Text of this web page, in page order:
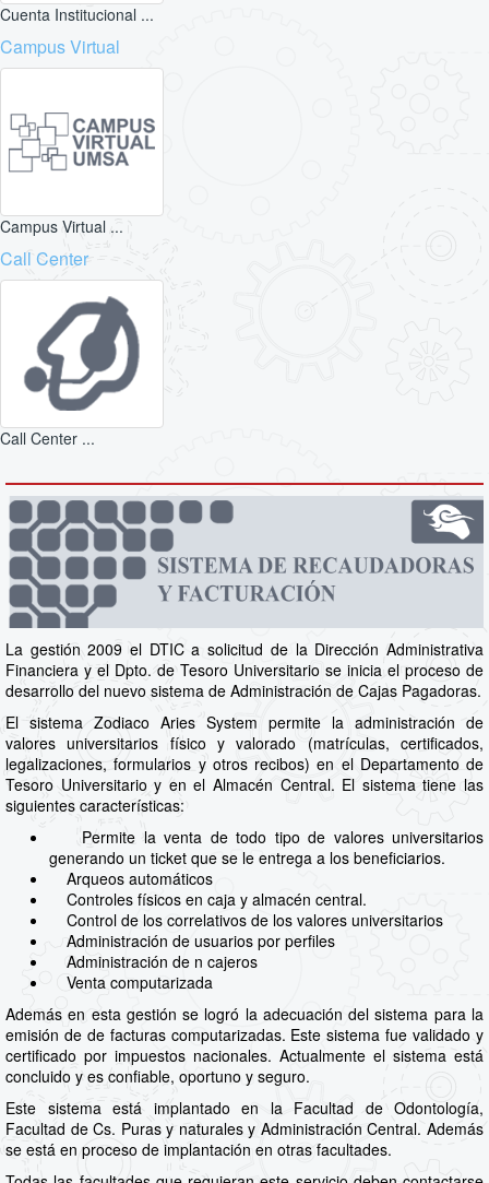
Cuenta Institucional ...
Campus Virtual
Campus Virtual ...
Call Center
Call Center ...
La gestión 2009 el DTIC a solicitud de la Dirección Administrativa
Financiera y el Dpto. de Tesoro Universitario se inicia el proceso de
desarrollo del nuevo sistema de Administración de Cajas Pagadoras.
El sistema Zodiaco Aries System permite la administración de
valores universitarios físico y valorado (matrículas, certificados,
legalizaciones, formularios y otros recibos) en el Departamento de
Tesoro Universitario y en el Almacén Central. El sistema tiene las
siguientes características:
Permite la venta de todo tipo de valores universitarios
generando un ticket que se le entrega a los beneficiarios.
Arqueos automáticos
Controles físicos en caja y almacén central.
Control de los correlativos de los valores universitarios
Administración de usuarios por perfiles
Administración de n cajeros
Venta computarizada
Además en esta gestión se logró la adecuación del sistema para la
emisión de de facturas computarizadas. Este sistema fue validado y
certificado por impuestos nacionales. Actualmente el sistema está
concluido y es confiable, oportuno y seguro.
Este sistema está implantado en la Facultad de Odontología,
Facultad de Cs. Puras y naturales y Administración Central. Además
se está en proceso de implantación en otras facultades.